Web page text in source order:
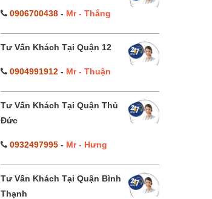
0906700438- Mr - Thắng
Tư Vấn Khách Tại Quận 12
0904991912- Mr - Thuận
Tư Vấn Khách Tại Quận Thủ
Đức
0932497995- Mr - Hưng
Tư Vấn Khách Tại Quận Bình
Thạnh